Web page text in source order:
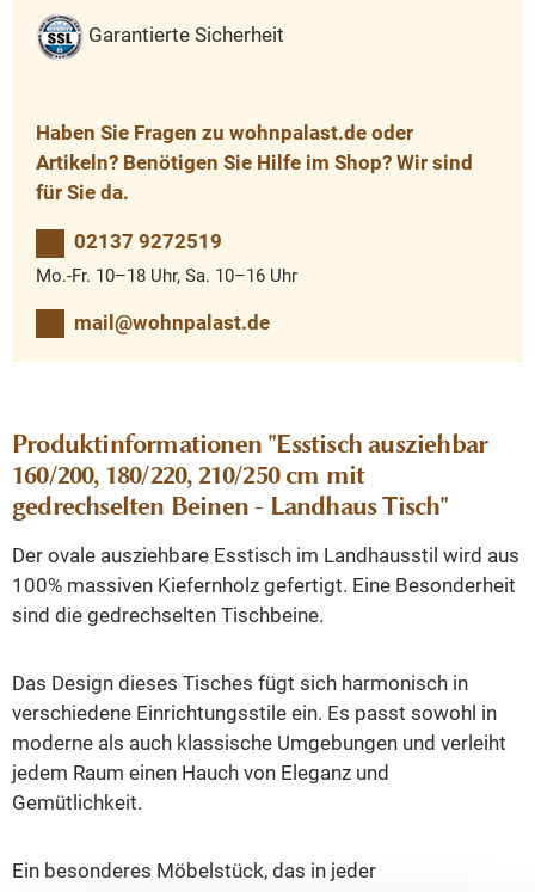
Garantierte Sicherheit
Haben Sie Fragen zu wohnpalast.de oder
Artikeln? Benötigen Sie Hilfe im Shop? Wir sind
für Sie da.
02137 9272519
Mo.-Fr. 10–18 Uhr, Sa. 10–16 Uhr
mail@wohnpalast.de
Produktinformationen "Esstisch ausziehbar
160/200, 180/220, 210/250 cm mit
gedrechselten Beinen - Landhaus Tisch"
Der ovale ausziehbare Esstisch im Landhausstil wird aus
100% massiven Kiefernholz gefertigt. Eine Besonderheit
sind die gedrechselten Tischbeine.
Das Design dieses Tisches fügt sich harmonisch in
verschiedene Einrichtungsstile ein. Es passt sowohl in
moderne als auch klassische Umgebungen und verleiht
jedem Raum einen Hauch von Eleganz und
Gemütlichkeit.
Ein besonderes Möbelstück, das in jeder